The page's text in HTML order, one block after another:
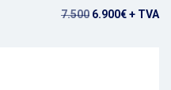
7.500 6.900€ + TVA